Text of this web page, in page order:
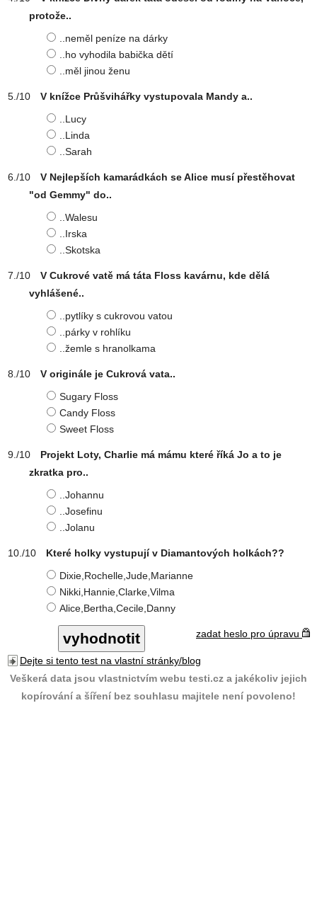
protože..
..neměl peníze na dárky
..ho vyhodila babička dětí
..měl jinou ženu
V knížce Průšvihářky vystupovala Mandy a..
..Lucy
..Linda
..Sarah
V Nejlepších kamarádkách se Alice musí přestěhovat
"od Gemmy" do..
..Walesu
..Irska
..Skotska
V Cukrové vatě má táta Floss kavárnu, kde dělá
vyhlášené..
..pytlíky s cukrovou vatou
..párky v rohlíku
..žemle s hranolkama
V originále je Cukrová vata..
Sugary Floss
Candy Floss
Sweet Floss
Projekt Loty, Charlie má mámu které říká Jo a to je
zkratka pro..
..Johannu
..Josefinu
..Jolanu
Které holky vystupují v Diamantových holkách??
Dixie,Rochelle,Jude,Marianne
Nikki,Hannie,Clarke,Vilma
Alice,Bertha,Cecile,Danny
zadat heslo pro úpravu
Dejte si tento test na vlastní stránky/blog
Veškerá data jsou vlastnictvím webu testi.cz a jakékoliv jejich
kopírování a šíření bez souhlasu majitele není povoleno!